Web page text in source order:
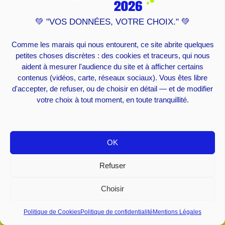
💚 "VOS DONNÉES, VOTRE CHOIX." 💚
Comme les marais qui nous entourent, ce site abrite quelques
petites choses discrètes : des cookies et traceurs, qui nous
aident à mesurer l'audience du site et à afficher certains
contenus (vidéos, carte, réseaux sociaux). Vous êtes libre
d'accepter, de refuser, ou de choisir en détail — et de modifier
votre choix à tout moment, en toute tranquillité.
OK
Refuser
Choisir
Politique de CookiesPolitique de confidentialité Mentions Légales